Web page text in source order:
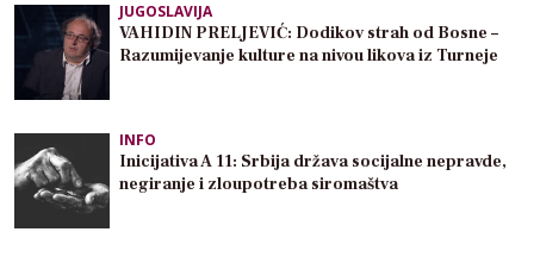
JUGOSLAVIJA
VAHIDIN PRELJEVIĆ: Dodikov strah od Bosne –
Razumijevanje kulture na nivou likova iz Turneje
INFO
Inicijativa A 11: Srbija država socijalne nepravde,
negiranje i zloupotreba siromaštva